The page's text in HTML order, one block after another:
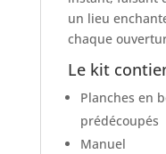
un lieu
chaque
Le kit
Planches en
prédécoupés
Manuel